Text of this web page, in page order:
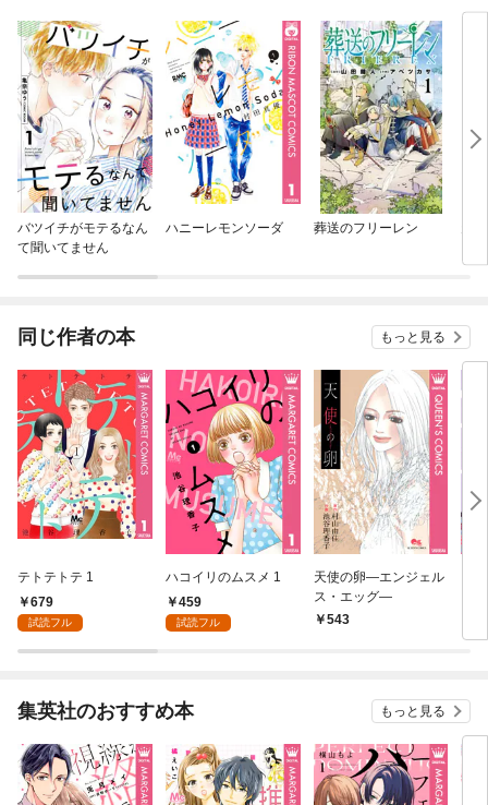
バツイチがモテるなん
て聞いてません
ハニーレモンソーダ 葬送のフリーレン
同じ作者の本 もっと見る
テトテトテ 1
679
試読フル
ハコイリのムスメ 1
459
試読フル
天使の卵―エンジェル
ス・エッグ―
543
集英社のおすすめ本 もっと見る